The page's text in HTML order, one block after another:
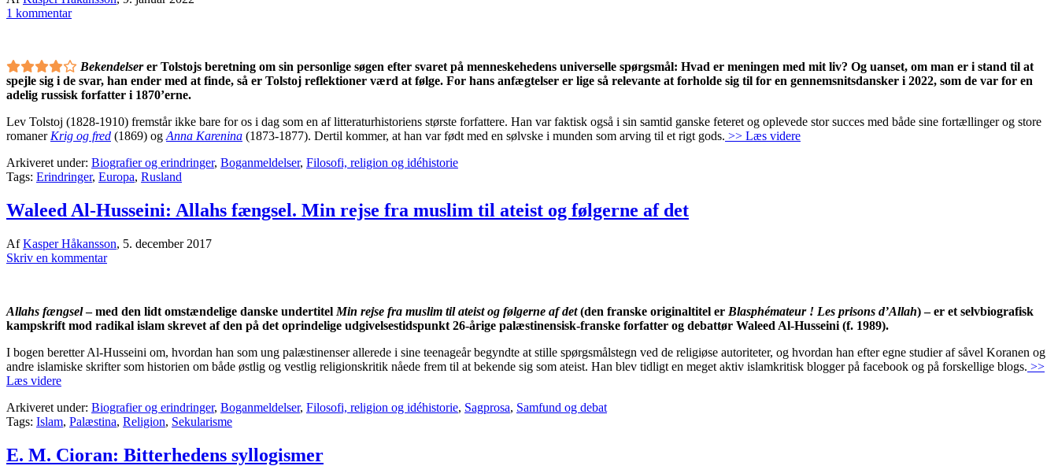
1 kommentar
Bekendelserer Tolstojs beretning om sin personlige søgen efter svaret på menneskehedens universelle spørgsmål: Hvad er meningen med mit liv? Og uanset, om man er i stand til at
spejle sig i de svar, han ender med at finde, så er Tolstoj reflektioner værd at følge. For hans anfægtelser er lige så relevante at forholde sig til for en gennemsnitsdansker i 2022, som de var for en
adelig russisk forfatter i 1870’erne.
Lev Tolstoj (1828-1910) fremstår ikke bare for os i dag som en af litteraturhistoriens største forfattere. Han var faktisk også i sin samtid ganske feteret og oplevede stor succes med både sine fortællinger og store
romaner Krig og fred (1869) og Anna Karenina (1873-1877). Dertil kommer, at han var født med en sølvske i munden som arving til et rigt gods. >> Læs videre
Arkiveret under: Biografier og erindringer, Boganmeldelser, Filosofi, religion og idéhistorie
Tags: Erindringer, Europa, Rusland
Waleed Al-Husseini: Allahs fængsel. Min rejse fra muslim til ateist og følgerne af det
AfKasper Håkansson, 5. december 2017
Skriv en kommentar
Allahs fængsel– med den lidt omstændelige danske undertitel Min rejse fra muslim til ateist og følgerne af det(den franske originaltitel er Blasphémateur ! Les prisons d’Allah) – er et selvbiografisk
kampskrift mod radikal islam skrevet af den på det oprindelige udgivelsestidspunkt 26-årige palæstinensisk-franske forfatter og debattør Waleed Al-Husseini (f. 1989).
I bogen beretter Al-Husseini om, hvordan han som ung palæstinenser allerede i sine teenageår begyndte at stille spørgsmålstegn ved de religiøse autoriteter, og hvordan han efter egne studier af såvel Koranen og
andre islamiske skrifter som historien om både østlig og vestlig religionskritik nåede frem til at bekende sig som ateist. Han blev tidligt en meget aktiv islamkritisk blogger på facebook og på forskellige blogs. >>
Læs videre
Arkiveret under: Biografier og erindringer, Boganmeldelser, Filosofi, religion og idéhistorie, Sagprosa, Samfund og debat
Tags: Islam, Palæstina, Religion, Sekularisme
E. M. Cioran: Bitterhedens syllogismer